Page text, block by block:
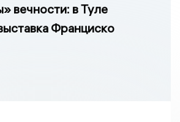
вечности: в Туле
Франциско